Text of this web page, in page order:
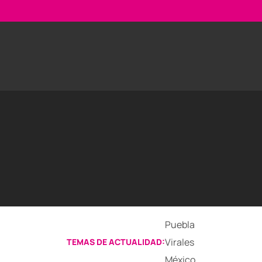
TEMAS DE ACTUALIDAD:
Puebla
Virales
México